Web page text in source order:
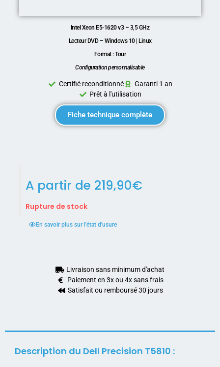
Intel Xeon E5-1620 v3– 3,5 GHz
Lecteur DVD – Windows 10 | Linux
Format : Tour
Configuration personnalisable
Certifié reconditionné
Garanti 1 an
Prêt à l'utilisation
Fiche technique complète
A partir de 219,90€
Rupture de stock
En savoir plus sur l'état d'usure
Livraison sans minimum d'achat
Paiement en 3x ou 4x sans frais
Satisfait ou remboursé 30 jours
Description du Dell Precision T5810 :